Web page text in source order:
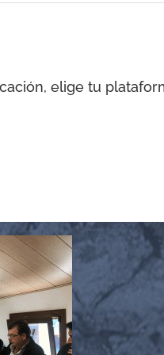
elige tu